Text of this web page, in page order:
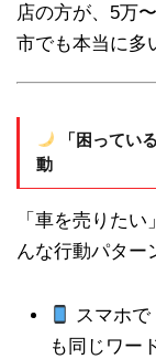
店の方が、5万
市でも本当に多
「困ってい
動
「車を売りた
んな行動パター
スマホ
も同じワー